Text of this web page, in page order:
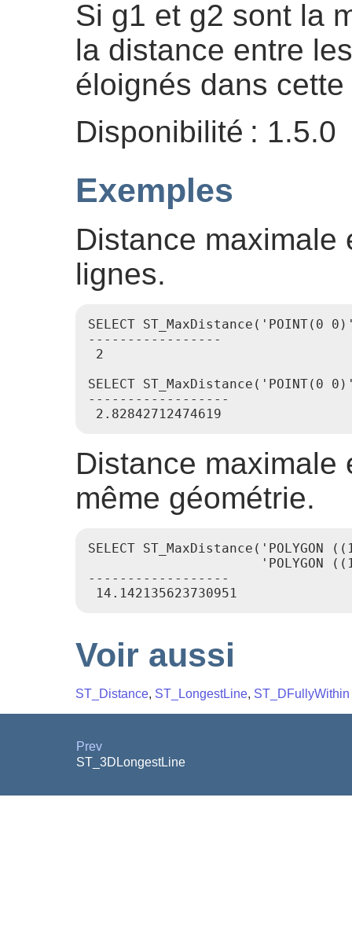
Si g1 et g2 sont la
la distance entre
éloignés dans
Disponibilité : 1.5.0
Exemples
Distance maximale
lignes.
SELECT
-----------------
2
SELECT
------------------
Distance maximale
même géométrie.
SELECT
'POLYGON
------------------
Voir aussi
ST_Distance, ST_LongestLine, ST_DFullyWithin
Prev
ST_3DLongestLine